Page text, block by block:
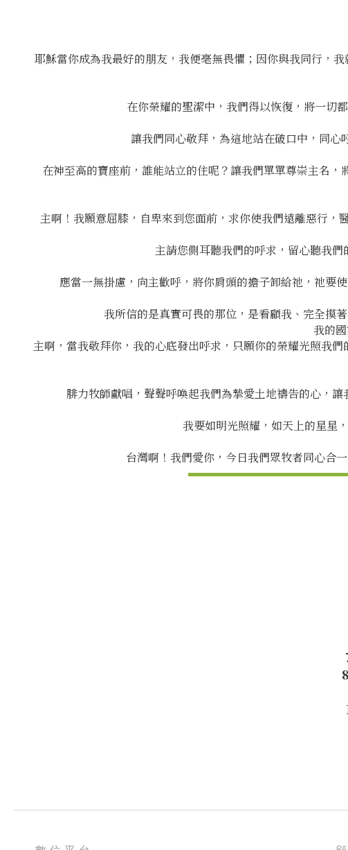
耶穌當你成為我最好的朋友，我便毫無畏懼；因你與我同行，
在你榮耀的聖潔中，我們得以恢復，將一
讓我們同心敬拜，為這地站在破口中，同
在神至高的寶座前，誰能站立的住呢？讓我們單單尊崇主名
主啊！我願意屈膝，自卑來到您面前，求你使我們遠離惡行
主請您側耳聽我們的呼求，留心聽我
應當一無掛慮，向主歡呼，將你肩頭的擔子卸給祂，祂
我所信的是真實可畏的那位，是看顧我、完全摸
我的
主啊，當我敬拜你，我的心底發出呼求，只願你的榮耀光照我
腓力牧師獻唱，聲聲呼喚起我們為摯愛土地禱告的心，
我要如明光照耀，如天上的星星
台灣啊！我們愛你，今日我們眾牧者同心合